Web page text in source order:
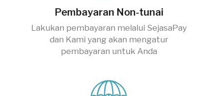
Pembayaran Non-tunai
Lakukan pembayaran melalui SejasaPay
dan Kami yang akan mengatur
pembayaran untuk Anda